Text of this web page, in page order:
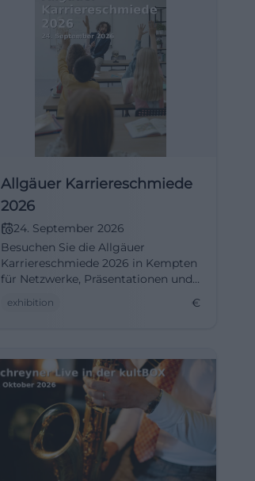
Allgäuer Karriereschmiede
2026
24. September 2026
Besuchen Sie die Allgäuer
Karriereschmiede 2026 in Kempten
für Netzwerke, Präsentationen und
exhibition €